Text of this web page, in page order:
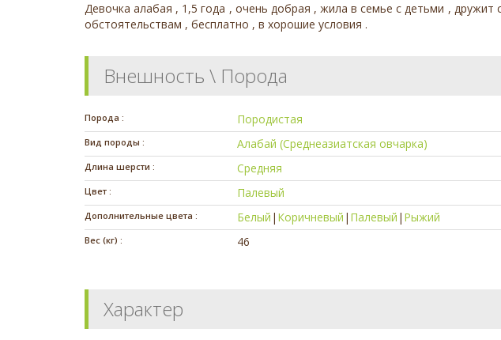
Девочка алабая , 1,5 года , очень добрая , жила в семье с детьми ,
обстоятельствам , бесплатно , в хорошие условия .
Внешность \ Порода
Порода : Породистая
Вид породы : Алабай (Среднеазиатская овчарка)
Длина шерсти : Средняя
Цвет : Палевый
Дополнительные цвета : Белый | Коричневый | Палевый | Рыжий
Вес (кг) : 46
Характер